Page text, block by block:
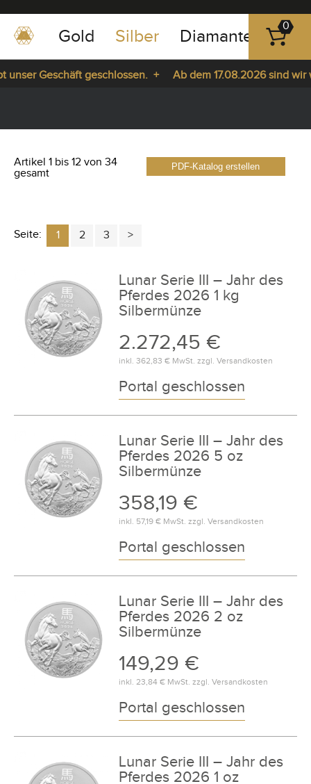
0351
-
43
Gold Silber Diamanten
0
Geschäft geschlossen. +
Ab dem 17.08.2026 sind wir
PDF-Katalog erstellen
Artikel 1 bis 12 von 34
gesamt
Seite: 1 2 3
Lunar Serie III – Jahr des
Pferdes 2026 1 kg
Silbermünze
2.272,45 €
inkl. 362,83 €MwSt. zzgl. Versandkosten
Portal geschlossen
Lunar Serie III – Jahr des
Pferdes 2026 5 oz
Silbermünze
358,19 €
inkl. 57,19 €MwSt. zzgl. Versandkosten
Portal geschlossen
Lunar Serie III – Jahr des
Pferdes 2026 2 oz
Silbermünze
149,29 €
inkl. 23,84 €MwSt. zzgl. Versandkosten
Portal geschlossen
Lunar Serie III – Jahr des
Pferdes 2026 1 oz